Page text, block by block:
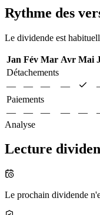
Rythme des
Le dividende est
Jan Fév Mar Avr Mai
Détachements
—
— — —
Paiements
—
— — — —
Analyse
Lecture
Le prochain dividende